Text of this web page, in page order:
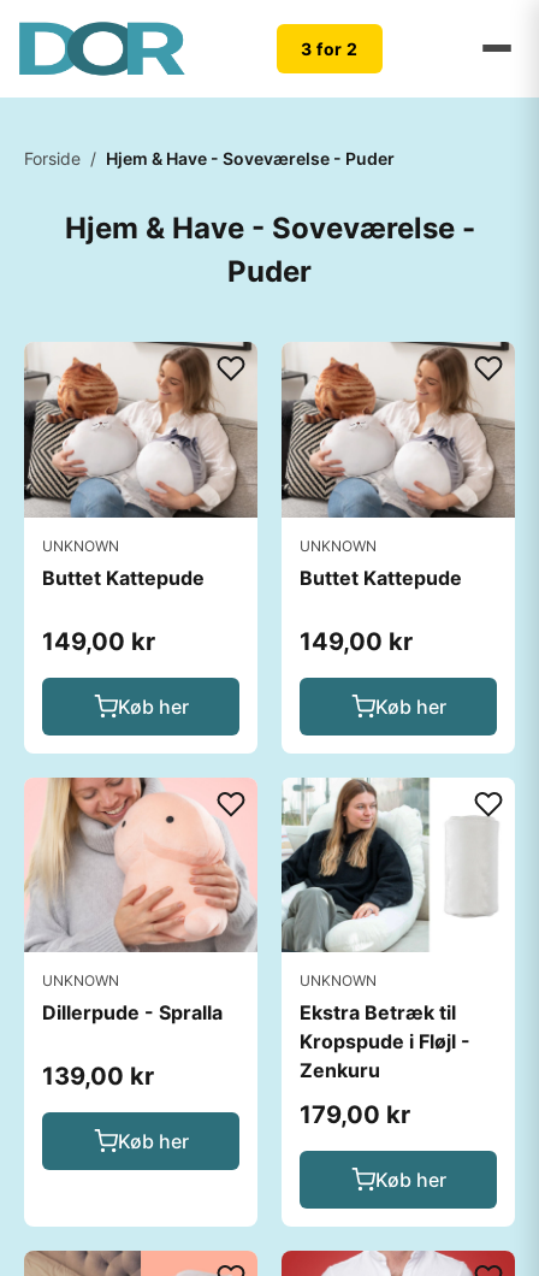
3 for 2
Forside / Hjem & Have - Soveværelse - Puder
Hjem & Have - Soveværelse -
Puder
UNKNOWN
Buttet Kattepude
149,00 kr
Køb her
UNKNOWN
Buttet Kattepude
149,00 kr
Køb her
UNKNOWN
Dillerpude - Spralla
139,00 kr
Køb her
UNKNOWN
Ekstra Betræk til
Kropspude i Fløjl -
Zenkuru
179,00 kr
Køb her